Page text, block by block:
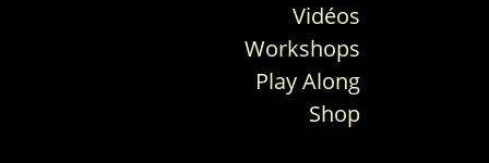
Vidéos
Workshops
Play Along
Shop